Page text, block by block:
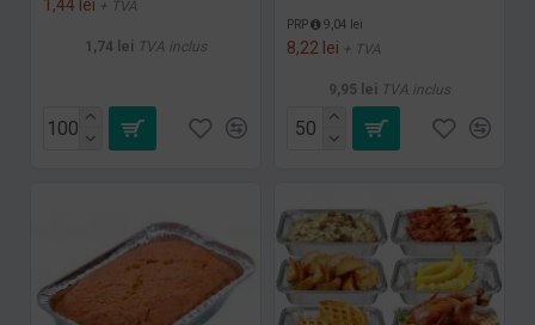
1,44 lei + TVA
1,74 lei TVA inclus
PRP 9,04 lei
8,22 lei + TVA
9,95 lei TVA inclus